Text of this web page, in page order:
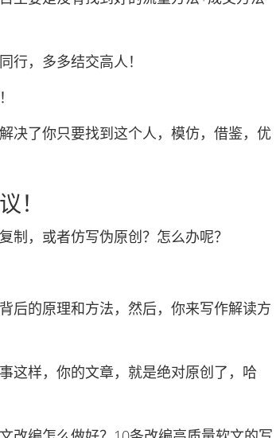
，多多结交高人！
了你只要找到这个人，模仿，借鉴，优
！
，或者仿写伪原创？怎么办呢？
的原理和方法，然后，你来写作解读方
样，你的文章，就是绝对原创了，哈